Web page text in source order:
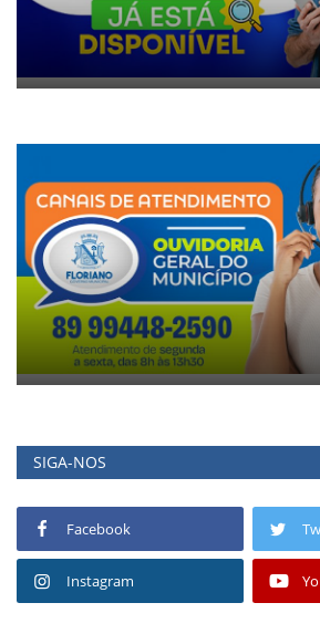
SIGA-NOS
Facebook
Instagram